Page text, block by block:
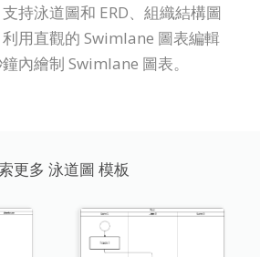
持泳道圖和 ERD、組織結構圖
用直觀的 Swimlane 圖表編輯
內繪制 Swimlane 圖表。
更多 泳道圖 模板